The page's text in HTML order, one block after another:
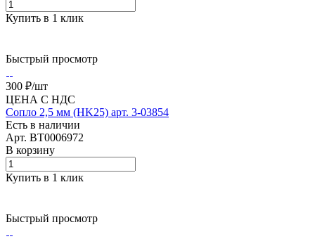
Купить в 1 клик
Быстрый просмотр
300 ₽/шт
ЦЕНА С НДС
Сопло 2,5 мм (HK25) арт. 3-03854
Есть в наличии
Арт. BT0006972
В корзину
Купить в 1 клик
Быстрый просмотр